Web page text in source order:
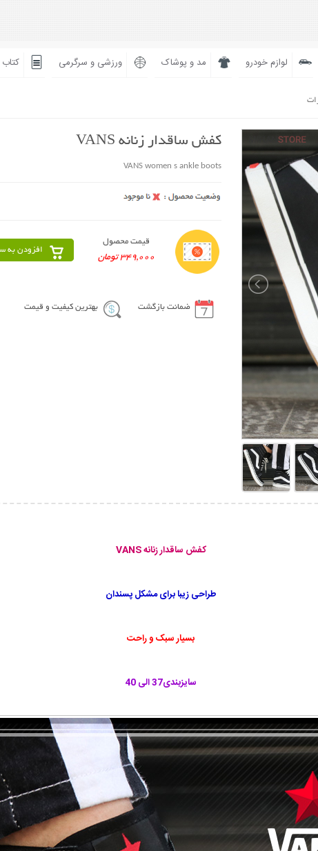
لوازم خودرو مد و پوشاک ورزشی و سرگرمی
کفش ساقدار زنانه VANS
VANS women s ankle boots
قیمت محصول
349,000 تومان
افزودن به
ضمانت بازگشت بهترین کیفیت و قیمت
کفش ساقدار زنانه VANS
طراحی زیبا برای مشکل پسندان
بسیار سبک و راحت
سایزبندی37 الی 40